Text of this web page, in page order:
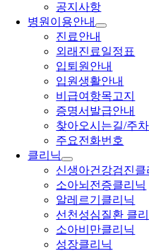
공지사항
병원이용안내
진료안내
외래진료일정표
입퇴원안내
입원생활안내
비급여항목고지
증명서발급안내
찾아오시는길/주
주요전화번호
클리닉
신생아건강검진클
소아뇌전증클리닉
알레르기클리닉
선천성심질환 클
소아비만클리닉
성장클리닉